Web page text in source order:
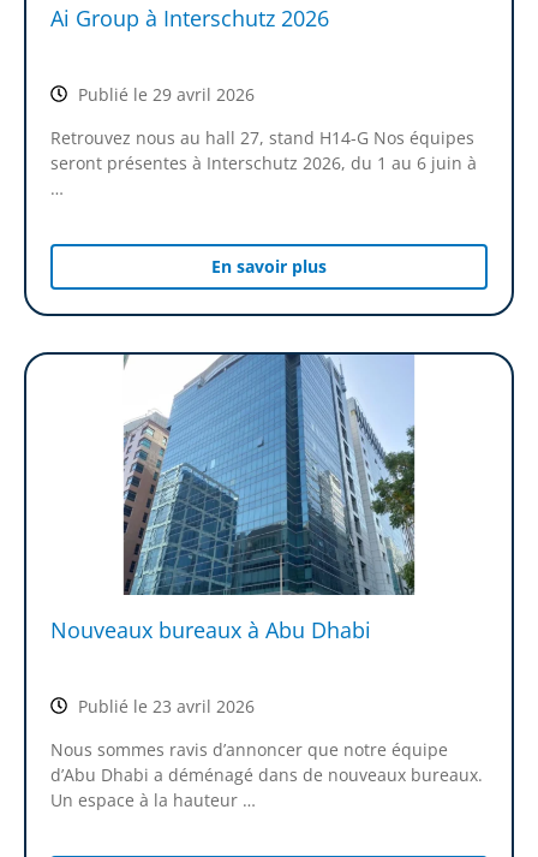
Ai Group à Interschutz 2026
Publié le 29 avril 2026
Retrouvez nous au hall 27, stand H14-G Nos équipes
seront présentes à Interschutz 2026, du 1 au 6 juin à
…
En savoir plus
Nouveaux bureaux à Abu Dhabi
Publié le 23 avril 2026
Nous sommes ravis d’annoncer que notre équipe
d’Abu Dhabi a déménagé dans de nouveaux bureaux.
Un espace à la hauteur …